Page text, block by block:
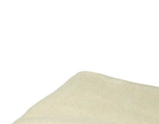
Verjaardagen